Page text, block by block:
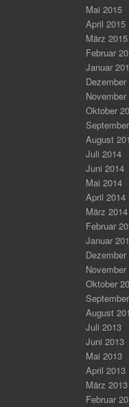
Mai 2015
April 2015
März 2015
Februar
Januar
Dezember
November
Oktober
August
Juli 2014
Juni 2014
Mai 2014
April 2014
März 2014
Februar
Januar
Dezember
November
Oktober
August
Juli 2013
Juni 2013
Mai 2013
April 2013
März 2013
Februar